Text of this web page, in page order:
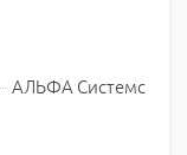
АЛЬФА Системс